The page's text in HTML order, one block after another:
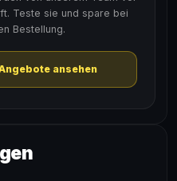
Teste sie und spare bei
Bestellung.
ansehen